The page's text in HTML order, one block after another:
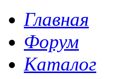
Главная
Форум
Каталог